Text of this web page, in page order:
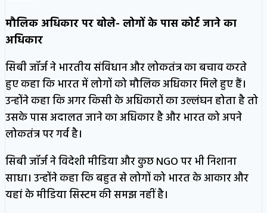
मौलिक अधिकार पर बोले- लोगों के पास कोर्ट जाने का
अधिकार
सिबी जॉर्ज ने भारतीय संविधान और लोकतंत्र का बचाव करते
हुए कहा कि भारत में लोगों को मौलिक अधिकार मिले हुए हैं।
उन्होंने कहा कि अगर किसी के अधिकारों का उल्लंघन होता है तो
उसके पास अदालत जाने का अधिकार है और भारत को अपने
लोकतंत्र पर गर्व है।
सिबी जॉर्ज ने विदेशी मीडिया और कुछ NGO पर भी निशाना
साधा। उन्होंने कहा कि बहुत से लोगों को भारत के आकार और
यहां के मीडिया सिस्टम की समझ नहीं है।